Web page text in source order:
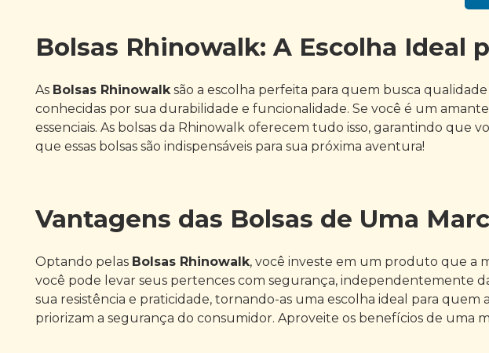
Bolsas Rhinowalk: A Escolha Ideal
As Bolsas Rhinowalk são a escolha perfeita para quem busca
conhecidas por sua durabilidade e funcionalidade. Se você é um
essenciais. As bolsas da Rhinowalk oferecem tudo isso, garantindo que
que essas bolsas são indispensáveis para sua próxima aventura!
Vantagens das Bolsas de Uma
Optando pelas Bolsas Rhinowalk, você investe em um produto que a
você pode levar seus pertences com segurança, independentemente
sua resistência e praticidade, tornando-as uma escolha ideal para quem
priorizam a segurança do consumidor. Aproveite os benefícios de uma